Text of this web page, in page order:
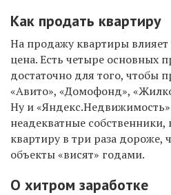
Как продать квартиру
На продажу квартиры влияет
цена. Есть четыре основных
достаточно для того, чтобы
«Авито», «Домофонд»,
Ну и
неадекватные собственники,
квартиру в три раза дороже,
объекты «висят» годами.
О хитром заработке